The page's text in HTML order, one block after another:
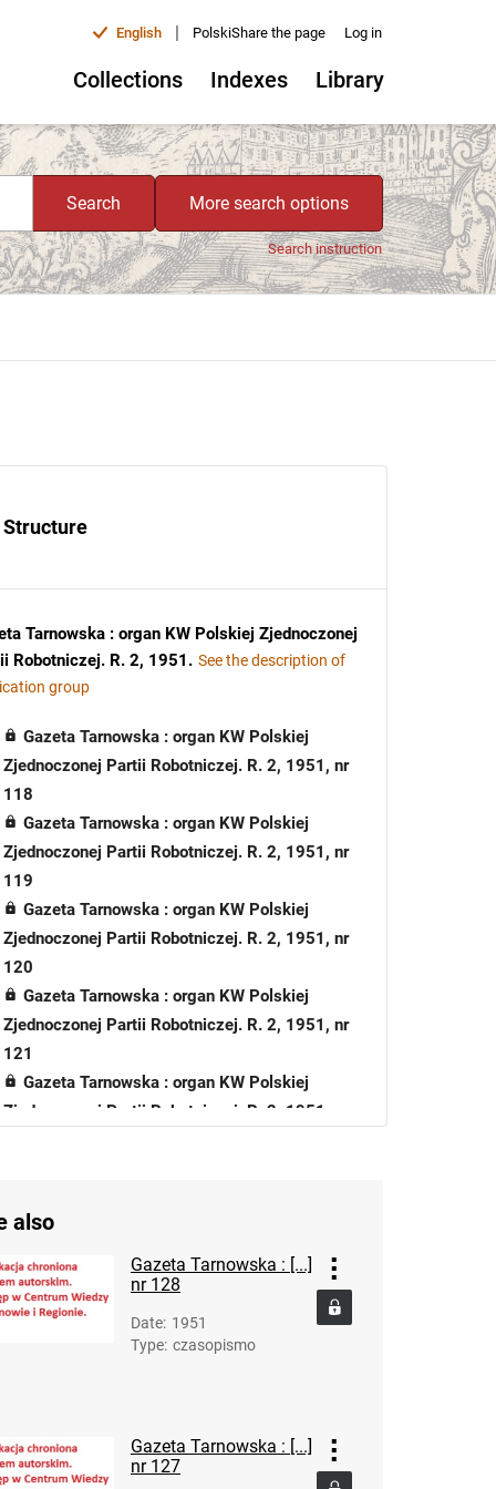
English | PolskiShare the page Log in
Collections Indexes Library
Search More search options
Search instruction
Structure
Tarnowska : organ KW Polskiej Zjednoczonej
Robotniczej. R. 2, 1951 . See the description of
group
Gazeta Tarnowska : organ KW Polskiej
Zjednoczonej Partii Robotniczej. R. 2, 1951, nr
118
Gazeta Tarnowska : organ KW Polskiej
Zjednoczonej Partii Robotniczej. R. 2, 1951, nr
119
Gazeta Tarnowska : organ KW Polskiej
Zjednoczonej Partii Robotniczej. R. 2, 1951, nr
120
Gazeta Tarnowska : organ KW Polskiej
Zjednoczonej Partii Robotniczej. R. 2, 1951, nr
121
Gazeta Tarnowska : organ KW Polskiej
Zjednoczonej Partii Robotniczej. R. 2, 1951, nr
123
Gazeta Tarnowska : organ KW Polskiej
Zjednoczonej Partii Robotniczej. R. 2, 1951, nr
124
Gazeta Tarnowska : organ KW Polskiej
Zjednoczonej Partii Robotniczej. R. 2, 1951, nr
also
Gazeta Tarnowska : [...]
nr 128
Date: 1951
Type: czasopismo
Gazeta Tarnowska : [...]
nr 127